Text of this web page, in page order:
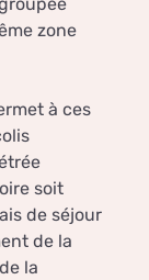
zone
à ces
soit
de séjour
de la
la